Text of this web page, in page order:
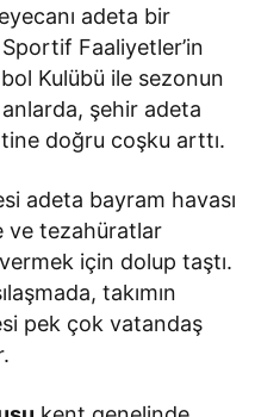
adeta bir
Faaliyetler’in
Kulübü ile sezonun
anlarda, şehir adeta
doğru coşku arttı.
adeta bayram havası
ve tezahüratlar
için dolup taştı.
takımın
pek çok vatandaş